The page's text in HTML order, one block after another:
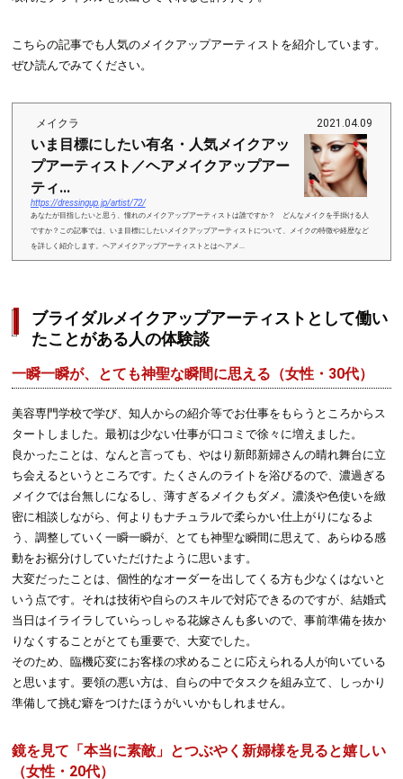
こちらの記事でも人気のメイクアップアーティストを紹介しています。
ぜひ読んでみてください。
メイクラ 2021.04.09
いま目標にしたい有名・人気メイクアッ
プアーティスト／ヘアメイクアップアー
ティ...
https://dressingup.jp/artist/72/
あなたが目指したいと思う、憧れのメイクアップアーティストは誰ですか？ どんなメイクを手掛ける人
ですか？この記事では、いま目標にしたいメイクアップアーティストについて、メイクの特徴や経歴など
を詳しく紹介します。ヘアメイクアップアーティストとはヘアメ...
ブライダルメイクアップアーティストとして働い
たことがある人の体験談
一瞬一瞬が、とても神聖な瞬間に思える（女性・30代）
美容専門学校で学び、知人からの紹介等でお仕事をもらうところからス
タートしました。最初は少ない仕事が口コミで徐々に増えました。
良かったことは、なんと言っても、やはり新郎新婦さんの晴れ舞台に立
ち会えるというところです。たくさんのライトを浴びるので、濃過ぎる
メイクでは台無しになるし、薄すぎるメイクもダメ。濃淡や色使いを緻
密に相談しながら、何よりもナチュラルで柔らかい仕上がりになるよ
う、調整していく一瞬一瞬が、とても神聖な瞬間に思えて、あらゆる感
動をお裾分けしていただけたように思います。
大変だったことは、個性的なオーダーを出してくる方も少なくはないと
いう点です。それは技術や自らのスキルで対応できるのですが、結婚式
当日はイライラしていらっしゃる花嫁さんも多いので、事前準備を抜か
りなくすることがとても重要で、大変でした。
そのため、臨機応変にお客様の求めることに応えられる人が向いている
と思います。要領の悪い方は、自らの中でタスクを組み立て、しっかり
準備して挑む癖をつけたほうがいいかもしれません。
鏡を見て「本当に素敵」とつぶやく新婦様を見ると嬉しい
（女性・20代）